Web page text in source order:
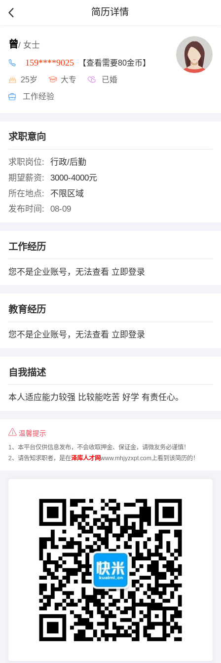
简历详情
曾/ 女士
159****9025 【查看需要80金币】
25岁 大专 已婚
工作经验
求职意向
求职岗位:
行政/后勤
期望薪资:
3000-4000元
所在地点:
不限区域
发布时间:
08-09
工作经历
您不是企业账号，无法查看 立即登录
教育经历
您不是企业账号，无法查看 立即登录
自我描述
本人适应能力较强 比较能吃苦 好学 有责任心。
温馨提示
1、本平台仅供信息发布，不会收取押金、保证金，请微友务必谨慎！
2、请告知求职者，是在泽库人才网www.mhjyzxpt.com上看到该简历的！